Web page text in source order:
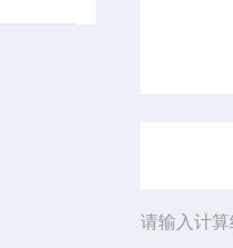
请输入计